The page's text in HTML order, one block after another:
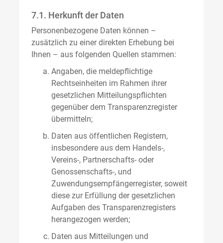
7.1. Herkunft der Daten
Personenbezogene Daten können –
zusätzlich zu einer direkten Erhebung bei
Ihnen – aus folgenden Quellen stammen:
Angaben, die meldepflichtige
Rechtseinheiten im Rahmen ihrer
gesetzlichen Mitteilungspflichten
gegenüber dem Transparenzregister
übermitteln;
Daten aus öffentlichen Registern,
insbesondere aus dem Handels-,
Vereins-, Partnerschafts- oder
Genossenschafts-, und
Zuwendungsempfängerregister, soweit
diese zur Erfüllung der gesetzlichen
Aufgaben des Transparenzregisters
herangezogen werden;
Daten aus Mitteilungen und